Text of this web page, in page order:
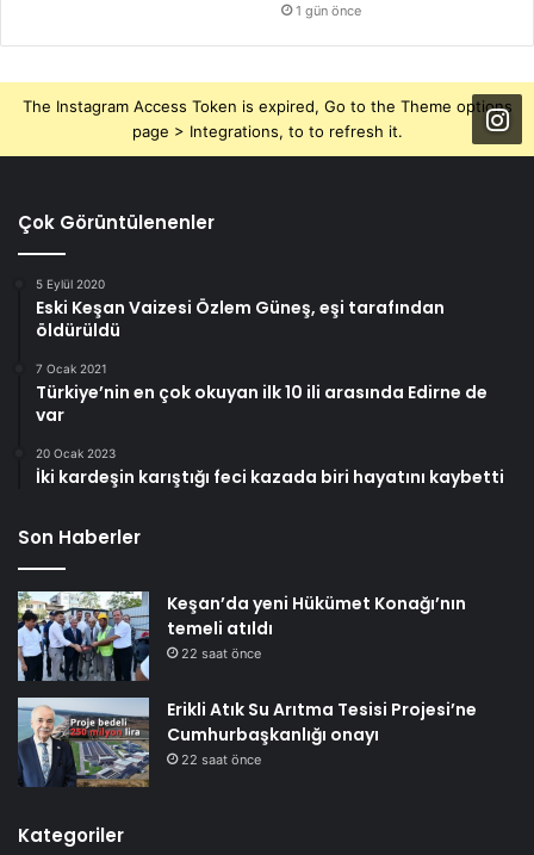
1 gün önce
The Instagram Access Token is expired, Go to the Theme options
page > Integrations, to to refresh it.
Çok Görüntülenenler
5 Eylül 2020
Eski Keşan Vaizesi Özlem Güneş, eşi tarafından
öldürüldü
7 Ocak 2021
Türkiye’nin en çok okuyan ilk 10 ili arasında Edirne de
var
20 Ocak 2023
İki kardeşin karıştığı feci kazada biri hayatını kaybetti
Son Haberler
Keşan’da yeni Hükümet Konağı’nın
temeli atıldı
22 saat önce
Erikli Atık Su Arıtma Tesisi Projesi’ne
Cumhurbaşkanlığı onayı
22 saat önce
Kategoriler